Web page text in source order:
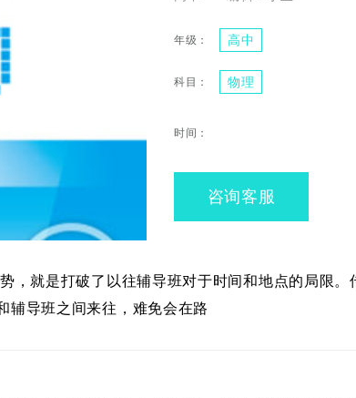
高中
物理
咨询客服
，就是打破了以往辅导班对于时间和地点的局限
辅导班之间来往，难免会在路